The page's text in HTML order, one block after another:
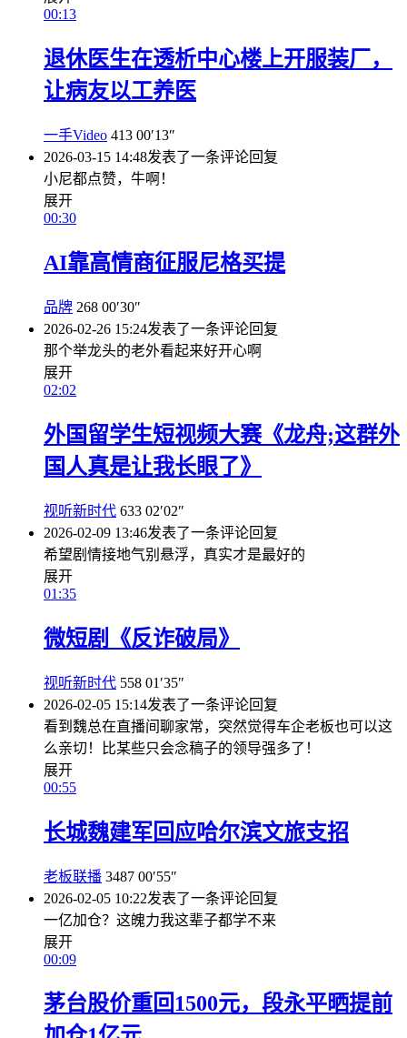
00:13
退休医生在透析中心楼上开服装厂，
让病友以工养医
一手Video 413 00′13″
2026-03-15 14:48发表了一条评论回复
小尼都点赞，牛啊！
展开
00:30
AI靠高情商征服尼格买提
品牌 268 00′30″
2026-02-26 15:24发表了一条评论回复
那个举龙头的老外看起来好开心啊
展开
02:02
外国留学生短视频大赛《龙舟;这群外
国人真是让我长眼了》
视听新时代 633 02′02″
2026-02-09 13:46发表了一条评论回复
希望剧情接地气别悬浮，真实才是最好的
展开
01:35
微短剧《反诈破局》
视听新时代 558 01′35″
2026-02-05 15:14发表了一条评论回复
看到魏总在直播间聊家常，突然觉得车企老板也可以这
么亲切！比某些只会念稿子的领导强多了！
展开
00:55
长城魏建军回应哈尔滨文旅支招
老板联播 3487 00′55″
2026-02-05 10:22发表了一条评论回复
一亿加仓？这魄力我这辈子都学不来
展开
00:09
茅台股价重回1500元，段永平晒提前